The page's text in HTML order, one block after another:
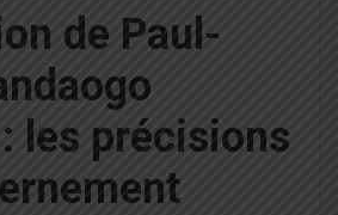
de Paul-
les précisions